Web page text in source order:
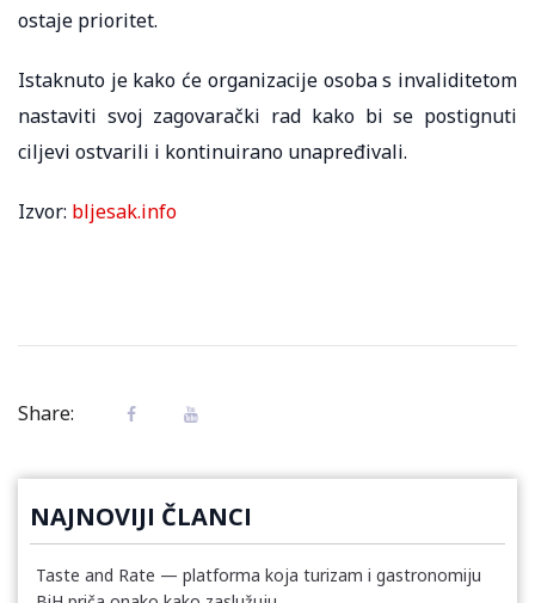
ostaje prioritet.
Istaknuto je kako će organizacije osoba s invaliditetom
nastaviti svoj zagovarački rad kako bi se postignuti
ciljevi ostvarili i kontinuirano unapređivali.
Izvor: bljesak.info
Share:
NAJNOVIJI ČLANCI
Taste and Rate — platforma koja turizam i gastronomiju